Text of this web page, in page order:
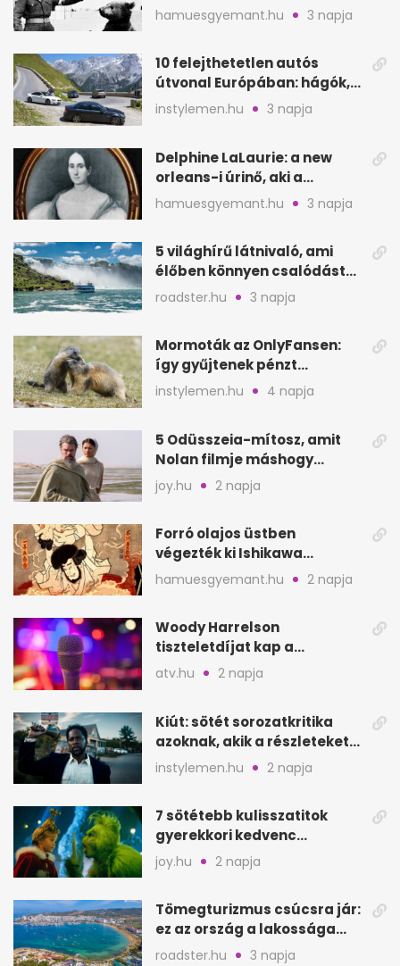
Monte Cassinónál
hamuesgyemant.hu 3 napja
10 felejthetetlen autós
útvonal Európában: hágók,
partok, fjordok
instylemen.hu 3 napja
Delphine LaLaurie: a new
orleans-i úrinő, aki a
padláson kínzott
hamuesgyemant.hu 3 napja
5 világhírű látnivaló, ami
élőben könnyen csalódást
okozhat
roadster.hu 3 napja
Mormoták az OnlyFansen:
így gyűjtenek pénzt
amerikai kutatók
instylemen.hu 4 napja
5 Odüsszeia-mítosz, amit
Nolan filmje máshogy
mutat, mint Homérosz
joy.hu 2 napja
Forró olajos üstben
végezték ki Ishikawa
Goemont, Japán Robin
Hoodját
hamuesgyemant.hu 2 napja
Woody Harrelson
tiszteletdíjat kap a
Szarajevói Filmfesztiválon
atv.hu 2 napja
Kiút: sötét sorozatkritika
azoknak, akik a részleteket
keresik
instylemen.hu 2 napja
7 sötétebb kulisszatitok
gyerekkori kedvenc
filmjeinkről a Joy szerint
joy.hu 2 napja
Tömegturizmus csúcsra jár:
ez az ország a lakossága
kétszeresét fogadja
roadster.hu 3 napja